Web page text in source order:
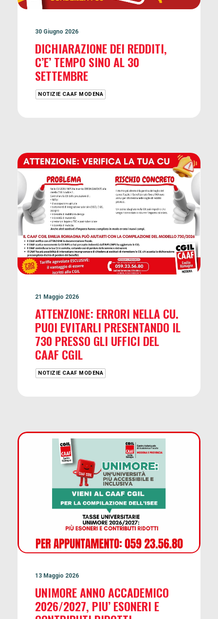
30 Giugno 2026
DICHIARAZIONE DEI REDDITI,
C’E’ TEMPO SINO AL 30
SETTEMBRE
NOTIZIE CAAF MODENA
21 Maggio 2026
ATTENZIONE: ERRORI NELLA CU.
PUOI EVITARLI PRESENTANDO IL
730 PRESSO GLI UFFICI DEL
CAAF CGIL
NOTIZIE CAAF MODENA
13 Maggio 2026
UNIMORE ANNO ACCADEMICO
2026/2027, PIU’ ESONERI E